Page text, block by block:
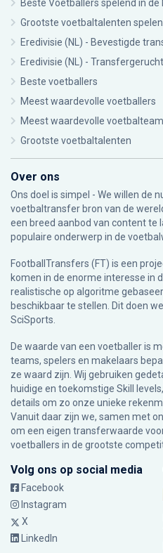
Beste Voetballers spelend in de
Grootste voetbaltalenten
Eredivisie (NL) - Bevestigde
Eredivisie (NL) -
Beste voetballers
Meest waardevolle voetballers
Meest waardevolle
Grootste voetbaltalenten
Over ons
Ons doel is simpel - We willen de
voetbaltransfer bron van de
een breed aanbod van content
populaire onderwerp in de
FootballTransfers (FT) is een
komen in de enorme interesse in
realistische op algoritme
beschikbaar te stellen. Dit doen
SciSports
De waarde van een voetballer is
teams, spelers en makelaars
ze waard zijn. Wij gebruiken
huidige en toekomstige Skill
details om zo onze unieke
Vanuit daar zijn we, samen met
om een eigen transferwaarde
voetballers in de grootste
Volg ons op social media
Facebook
Instagram
X
LinkedIn